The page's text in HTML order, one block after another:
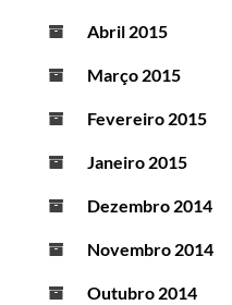
Abril 2015
Março 2015
Fevereiro 2015
Janeiro 2015
Dezembro 2014
Novembro 2014
Outubro 2014